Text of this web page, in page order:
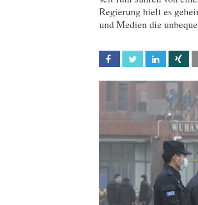
Regierung hielt es
und Medien die
Facebook Twitter Linkedin